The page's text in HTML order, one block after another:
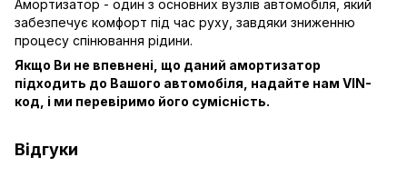
Амортизатор - один з основних вузлів автомобіля, який
забезпечує комфорт під час руху, завдяки зниженню
процесу спінювання рідини.
Якщо Ви не впевнені, що даний амортизатор
підходить до Вашого автомобіля, надайте нам VIN-
код, і ми перевіримо його сумісність.
Відгуки